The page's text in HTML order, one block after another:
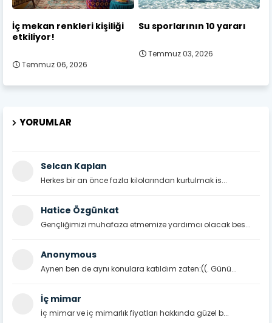
İç mekan renkleri kişiliği
etkiliyor!
Temmuz 06, 2026
Su sporlarının 10 yararı
Temmuz 03, 2026
YORUMLAR
Selcan Kaplan
Herkes bir an önce fazla kilolarından kurtulmak is...
Hatice Özgünkat
Gençliğimizi muhafaza etmemize yardımcı olacak bes...
Anonymous
Aynen ben de aynı konulara katıldım zaten:((. Günü...
İç mimar
İç mimar ve iç mimarlık fiyatları hakkında güzel b...